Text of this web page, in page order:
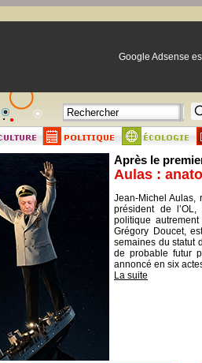
Google Adsense
Après le
Aulas :
Jean-Michel Aulas,
président de
politique
Grégory Doucet,
semaines du statut
de probable futur
annoncé en six
La suite